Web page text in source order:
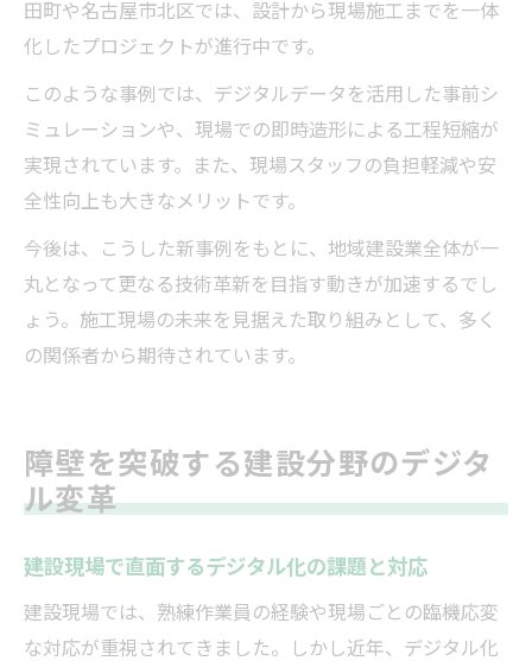
田町や名古屋市北区では、設計から現場施工までを一体
化したプロジェクトが進行中です。
このような事例では、デジタルデータを活用した事前シ
ミュレーションや、現場での即時造形による工程短縮が
実現されています。また、現場スタッフの負担軽減や安
全性向上も大きなメリットです。
今後は、こうした新事例をもとに、地域建設業全体が一
丸となって更なる技術革新を目指す動きが加速するでし
ょう。施工現場の未来を見据えた取り組みとして、多く
の関係者から期待されています。
障壁を突破する建設分野のデジタ
ル変革
建設現場で直面するデジタル化の課題と対応
建設現場では、熟練作業員の経験や現場ごとの臨機応変
な対応が重視されてきました。しかし近年、デジタル化